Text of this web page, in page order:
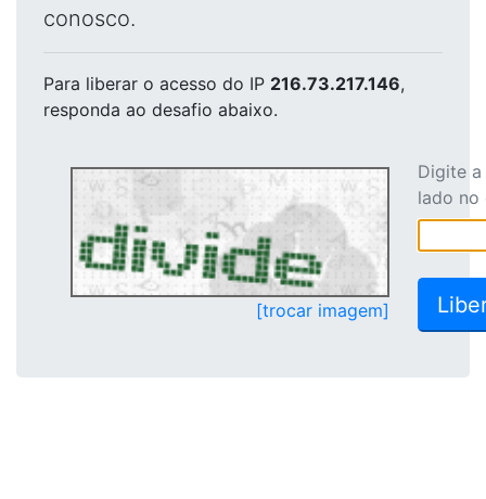
conosco.
Para liberar o acesso do IP 216.73.217.146,
responda ao desafio abaixo.
[trocar imagem]
Digite
lado no